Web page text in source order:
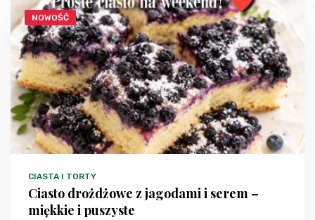
NOWOŚĆ
CIASTA I TORTY
Ciasto drożdżowe z jagodami i serem –
miękkie i puszyste